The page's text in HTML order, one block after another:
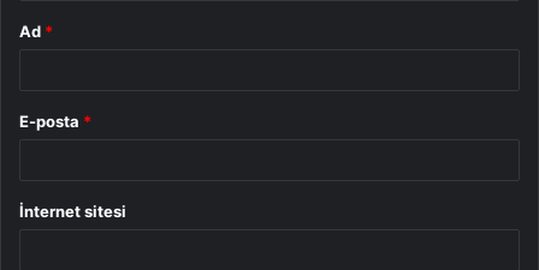
Ad *
E-posta *
İnternet sitesi